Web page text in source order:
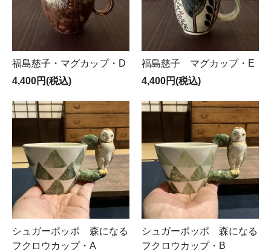
福島慈子・マグカップ・D
4,400円(税込)
福島慈子 マグカップ・E
4,400円(税込)
シュガーポッポ 森になる
フクロウカップ・A
シュガーポッポ 森になる
フクロウカップ・B